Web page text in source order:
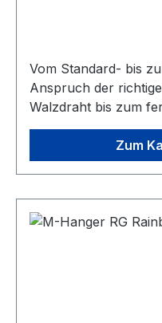
Vom Standard- bis
Anspruch der
Walzdraht bis zum
Ständige
Drahtzieherei und
zeichnen unsere
Fertigungslinien der
Zum